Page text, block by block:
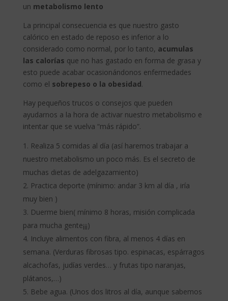
un metabolismo lento
La principal consecuencia es que nuestro gasto
calórico en estado de reposo es inferior a lo
considerado como normal, por lo tanto, acumulas
las calorías que no has gastado en forma de grasa y
esto puede acabar ocasionándonos enfermedades
como el sobrepeso o la obesidad.
Hay pequeños trucos o consejos que pueden
ayudarnos a la hora de activar nuestro metabolismo e
intentar que se vuelva “más rápido”.
Realiza 5 comidas al día (así haremos trabajar a
nuestro metabolismo un poco más. Es el secreto de
muchas dietas de adelgazamiento)
Practica deporte (mínimo: andar 3 km al día , iría
muy bien )
Duerme bien( mínimo 8 horas, misión complicada
para mucha gente¡¡¡)
Incluye alimentos con fibra, al menos 4 días en
semana. (Verduras fibrosas tipo. espinacas, espárragos
alcachofas, judías verdes… y frutas tipo naranjas,
plátanos,…)
Bebe agua. (Unos dos litros al día, aunque sabemos